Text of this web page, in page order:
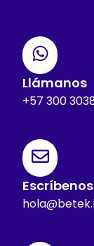
Llámanos
+57 300
Escríbenos